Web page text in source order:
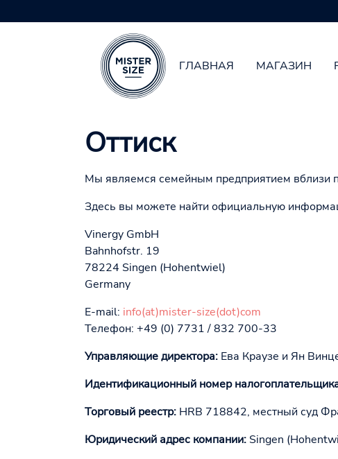
ГЛАВНАЯ МАГАЗИН
Оттиск
Мы являемся семейным предприятием вблизи
Здесь вы можете найти официальную
Vinergy GmbH
Bahnhofstr. 19
78224 Singen (Hohentwiel)
Germany
E-mail: info(at)mister-size(dot)com
Телефон: +49 (0) 7731 / 832 700-33
Управляющие директора: Ева Краузе и Ян
Идентификационный номер
Торговый реестр: HRB 718842, местный суд
Юридический адрес компании: Singen